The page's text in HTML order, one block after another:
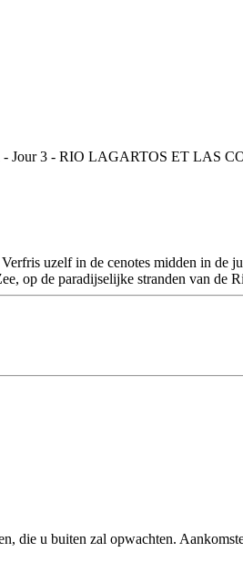
uzelf in de cenotes midden in de
op de paradijselijke stranden van de
die u buiten zal opwachten.